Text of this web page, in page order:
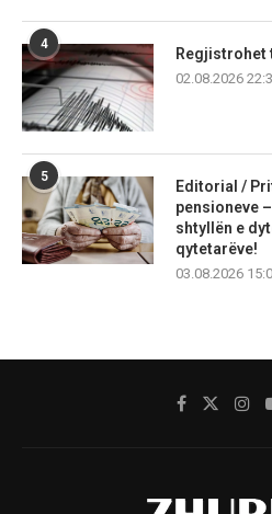
4
Regjistrohet
02.08.2026
5
Editorial /
pensioneve
shtyllën e
qytetarëve!
03.08.2026